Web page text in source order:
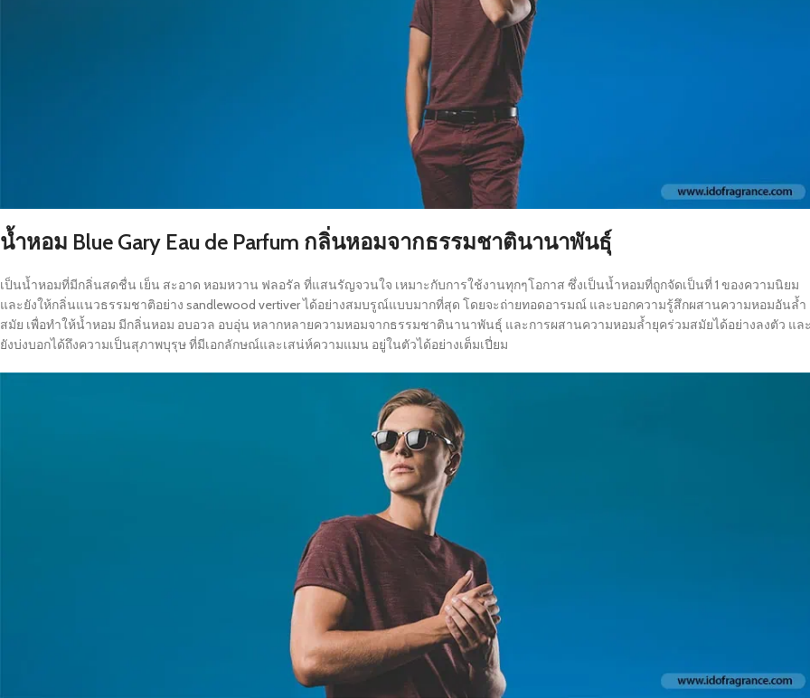
น้ำหอม Blue Gary Eau de Parfum กลิ่นหอมจากธรรมชาตินานาพันธุ์
เป็นน้ำหอมที่มีกลิ่นสดชื่น เย็น สะอาด หอมหวาน ฟลอรัล ที่แสนรัญจวนใจ เหมาะกับการใช้งานทุกๆโอกาส ซึ่งเป็นน้ำหอมที่ถูกจัดเป็นที่ 1 ของความนิยม
และยังให้กลิ่นแนวธรรมชาติอย่าง sandlewood vertiver ได้อย่างสมบรูณ์แบบมากที่สุด โดยจะถ่ายทอดอารมณ์ และบอกความรู้สึกผสานความหอมอันล้ำ
สมัย เพื่อทำให้น้ำหอม มีกลิ่นหอม อบอวล อบอุ่น หลากหลายความหอมจากธรรมชาตินานาพันธุ์ และการผสานความหอมล้ำยุคร่วมสมัยได้อย่างลงตัว แล
ยังบ่งบอกได้ถึงความเป็นสุภาพบุรุษ ที่มีเอกลักษณ์และเสน่ห์ความแมน อยู่ในตัวได้อย่างเต็มเปี่ยม